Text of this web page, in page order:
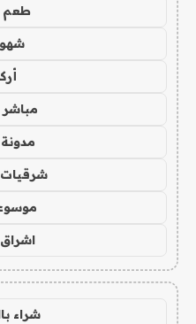
طعم
مباشر
شرقيات
اشراق
شراء